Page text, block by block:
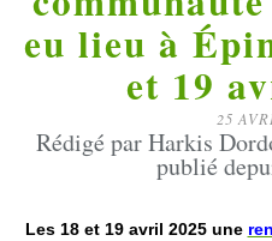
eu lieu à
et 19
25
Rédigé par Harkis
publié
Les 18 et 19 avril 2025 une